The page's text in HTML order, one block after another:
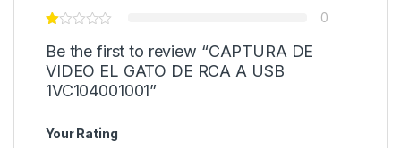
0
Be the first to review “CAPTURA DE
VIDEO EL GATO DE RCA A USB
1VC104001001”
Your Rating